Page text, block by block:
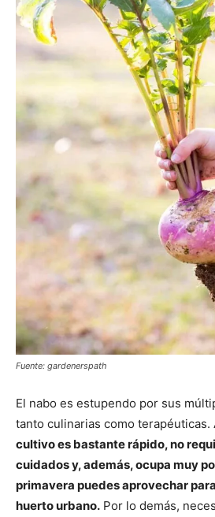
Fuente: gardenerspath
El nabo es estupendo por sus
tanto culinarias como terapéuticas.
cultivo es bastante rápido, no
cuidados y, además, ocupa muy
primavera puedes aprovechar
huerto urbano. Por lo demás,